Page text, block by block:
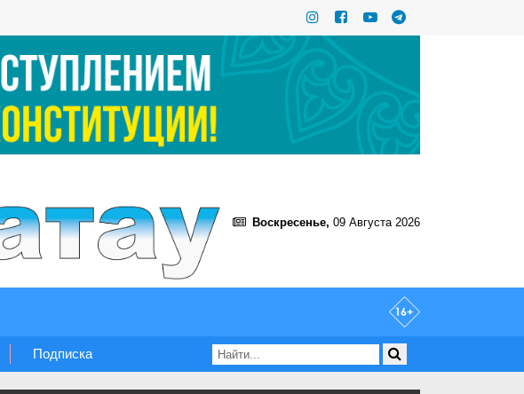
Воскресенье, 09 Августа 2026
Подписка